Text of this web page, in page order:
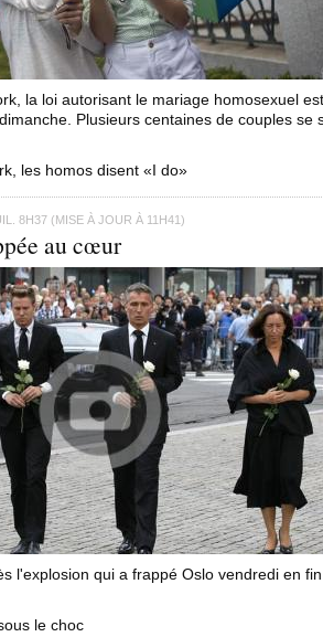
la loi autorisant le mariage homosexuel est
Plusieurs centaines de couples se
les homos disent «I do»
8H37 (MISE À JOUR À 11H41)
au cœur
l'explosion qui a frappé Oslo vendredi en
le choc